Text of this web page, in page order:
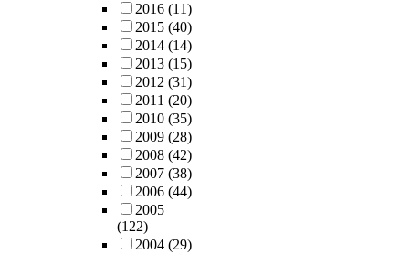
2016 (11)
2015 (40)
2014 (14)
2013 (15)
2012 (31)
2011 (20)
2010 (35)
2009 (28)
2008 (42)
2007 (38)
2006 (44)
2005
(122)
2004 (29)